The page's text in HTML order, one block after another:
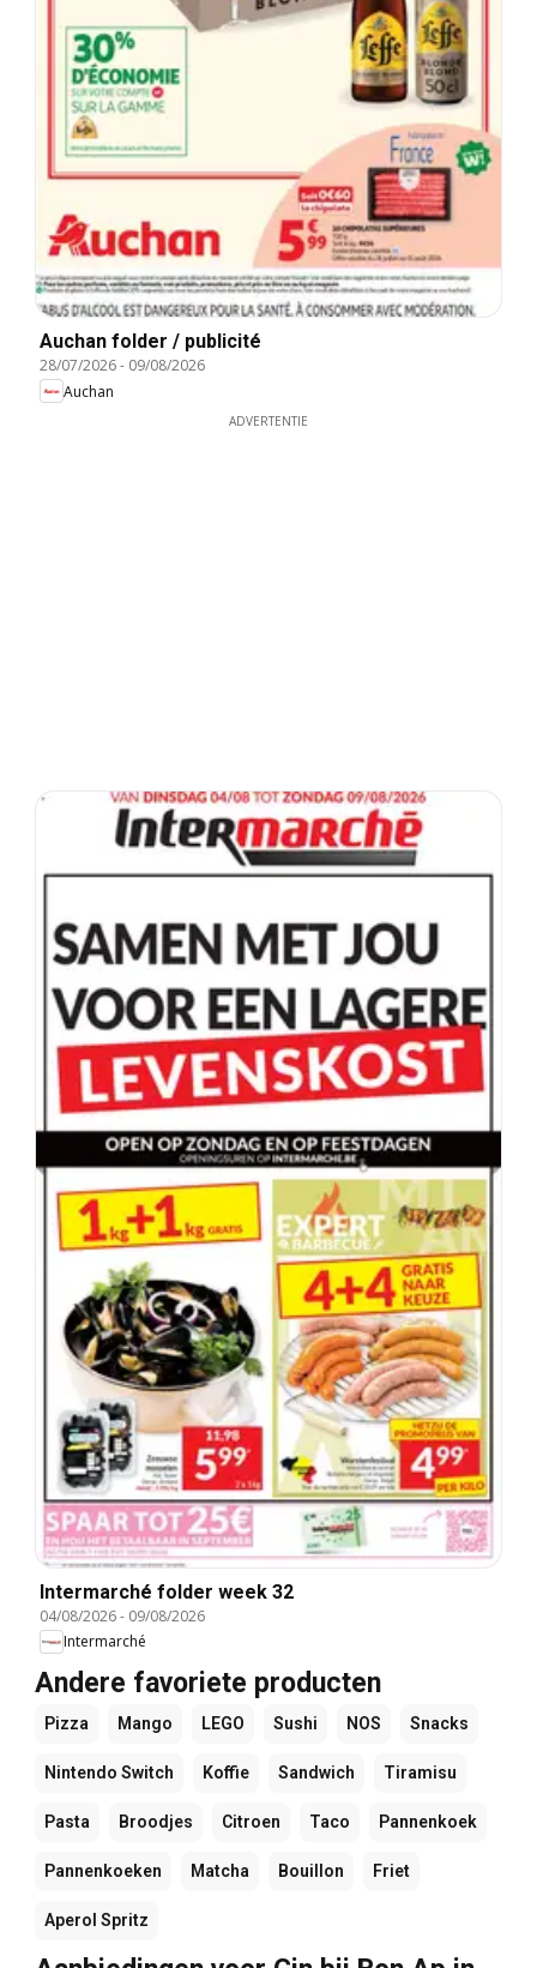
Auchan folder / publicité
28/07/2026- 09/08/2026
Auchan
ADVERTENTIE
Intermarché folder week 32
04/08/2026- 09/08/2026
Intermarché
Andere favoriete producten
Pizza Mango LEGO Sushi NOS Snacks
Nintendo Switch Koffie Sandwich Tiramisu
Pasta Broodjes Citroen Taco Pannenkoek
Pannenkoeken Matcha Bouillon Friet
Aperol Spritz